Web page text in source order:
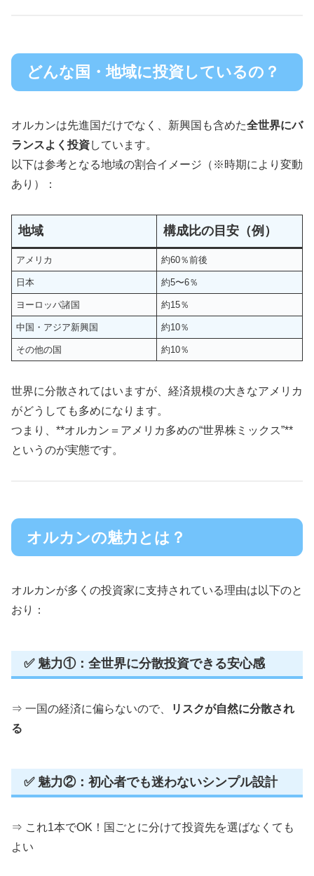
どんな国・地域に投資しているの？
オルカンは先進国だけでなく、新興国も含めた全世界にバ
ランスよく投資しています。
以下は参考となる地域の割合イメージ（※時期により変動
あり）：
地域 構成比の目安（例）
アメリカ 約60％前後
日本 約5〜6％
ヨーロッパ諸国 約15％
中国・アジア新興国 約10％
その他の国 約10％
世界に分散されてはいますが、経済規模の大きなアメリカ
がどうしても多めになります。
つまり、**オルカン＝アメリカ多めの“世界株ミックス”**
というのが実態です。
オルカンの魅力とは？
オルカンが多くの投資家に支持されている理由は以下のと
おり：
✅ 魅力①：全世界に分散投資できる安心感
⇒ 一国の経済に偏らないので、
リスクが自然に分散され
る
✅ 魅力②：初心者でも迷わないシンプル設計
⇒ これ1本でOK！国ごとに分けて投資先を選ばなくても
よい